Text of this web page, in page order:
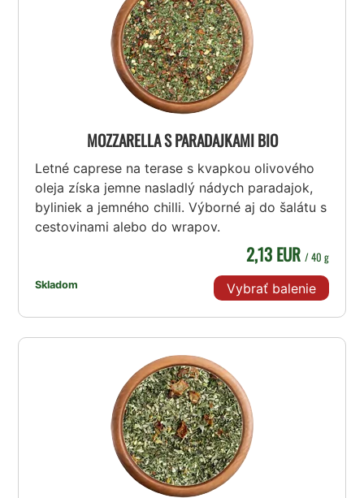
MOZZARELLA S PARADAJKAMI BIO
Letné caprese na terase s kvapkou olivového
oleja získa jemne nasladlý nádych paradajok,
byliniek a jemného chilli. Výborné aj do šalátu s
cestovinami alebo do wrapov.
Skladom
2,13 EUR / 40 g
Vybrať balenie